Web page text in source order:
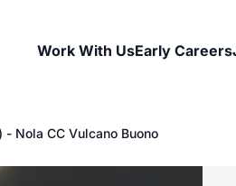
Work With UsEarly Careers
Nola CC Vulcano Buono